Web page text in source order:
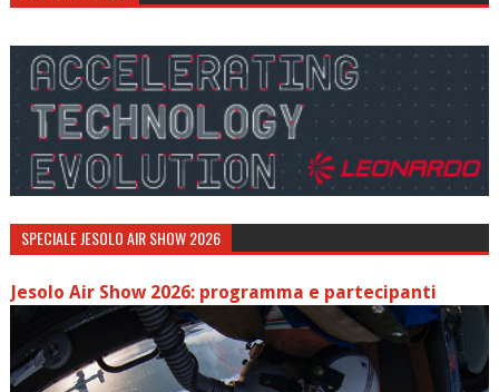
SPECIALE JESOLO AIR SHOW 2026
Jesolo Air Show 2026: programma e partecipanti